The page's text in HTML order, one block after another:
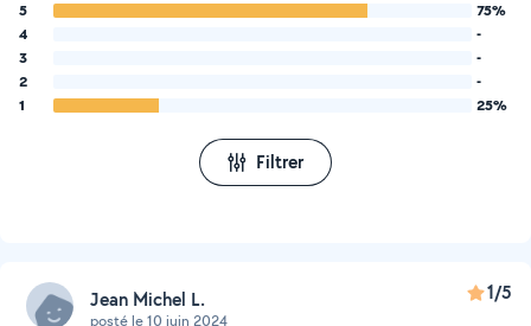
5
75%
4
-
3
-
2
-
1
25%
Filtrer
Jean Michel L.
posté le 10 juin 2024
1/5